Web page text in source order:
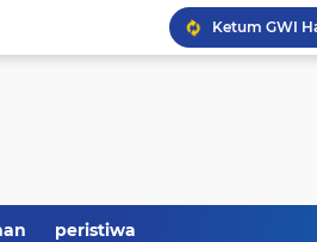
Ketum GWI
Mahasiswa
peristiwa